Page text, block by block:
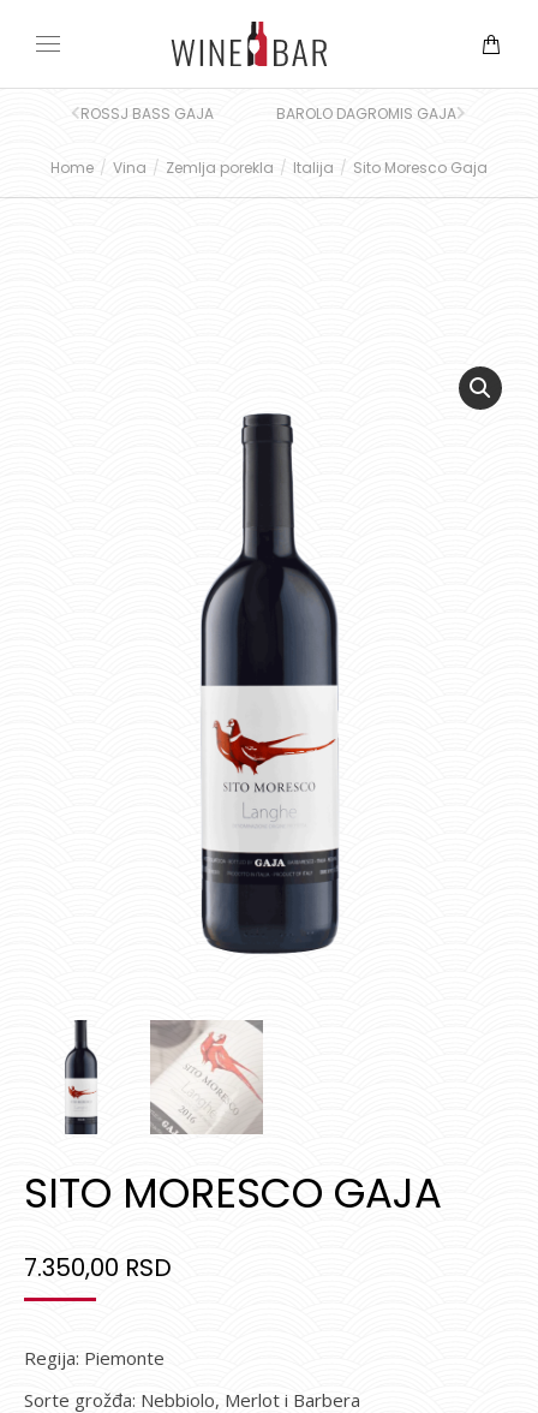
You are here:
Home Vina Zemlja porekla Italija Sito Moresco Gaja
ROSSJ BASS GAJA BAROLO DAGROMIS GAJA
SITO MORESCO GAJA
7.350,00 RSD
Regija: Piemonte
Sorte grožđa: Nebbiolo, Merlot i Barbera